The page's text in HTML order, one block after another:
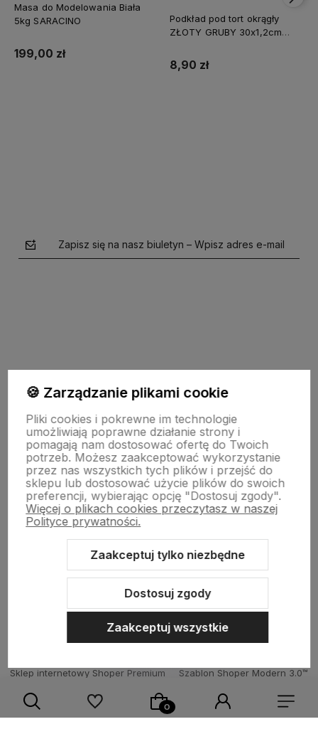
Masa do Modelowania Biała
5kg SARACINO
199,00 zł
Podkład pod tort okrągły
ZŁOTY GRUBY 30x1,2cm
8,90 zł
Zapisz się na nasz biuletyn – Wpisz adres e-mail
Pomoc
Strony Informacyjne
Moje konto
Sklep internetowy Shoper Premium
Szablon Shoper Modern 3.0™
🍪 Zarządzanie plikami cookie
Pliki cookies i pokrewne im technologie
umożliwiają poprawne działanie strony i
pomagają nam dostosować ofertę do Twoich
potrzeb. Możesz zaakceptować wykorzystanie
przez nas wszystkich tych plików i przejść do
sklepu lub dostosować użycie plików do swoich
preferencji, wybierając opcję "Dostosuj zgody".
Więcej o plikach cookies przeczytasz w naszej
Polityce prywatności.
Zaakceptuj tylko niezbędne
Dostosuj zgody
Zaakceptuj wszystkie